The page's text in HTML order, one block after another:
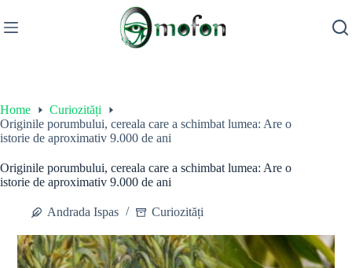
to
content
Home
Curiozități
Originile porumbului, cereala care a schimbat lumea: Are o
istorie de aproximativ 9.000 de ani
Originile porumbului, cereala care a schimbat lumea: Are o
istorie de aproximativ 9.000 de ani
Andrada Ispas Curiozități